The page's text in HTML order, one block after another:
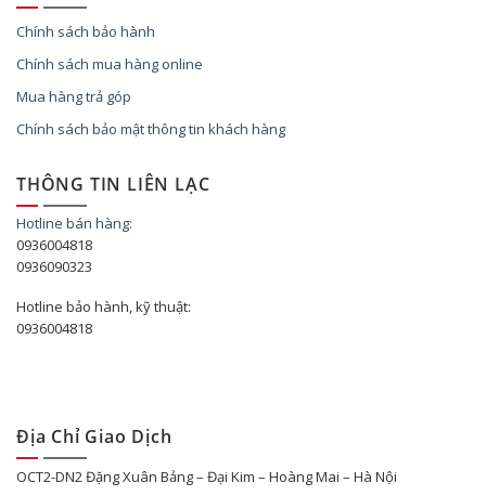
Chính sách bảo hành
Chính sách mua hàng online
Mua hàng trả góp
Chính sách bảo mật thông tin khách hàng
THÔNG TIN LIÊN LẠC
Hotline bán hàng:
0936004818
0936090323
Hotline bảo hành, kỹ thuật:
0936004818
Địa Chỉ Giao Dịch
OCT2-DN2 Đặng Xuân Bảng – Đại Kim – Hoàng Mai – Hà Nội